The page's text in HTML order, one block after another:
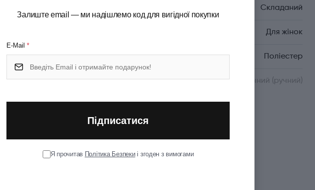
парасольки
Складаний
Для жінок
Матеріал Поліестер
Механізм Механічний (ручний)
Показати всі
Залиште email — ми надішлемо код для вигідної покупки
E-Mail *
Підписатися
Я прочитав Політика Безпекиі згоден з вимогами